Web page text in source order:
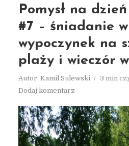
Pomysł na
#7 – śniadanie
wypoczynek na
plaży i wieczór
Autor: Kamil Sulewski
3 min
Dodaj komentarz